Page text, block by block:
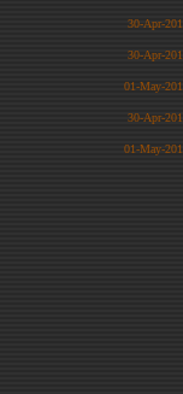
30-Apr-
30-Apr-
01-May-
30-Apr-
01-May-